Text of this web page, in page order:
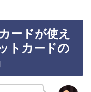
ードが使え
トカードの